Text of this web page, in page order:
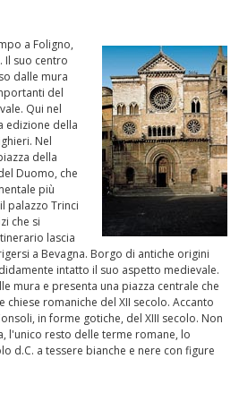
a Foligno,
Il suo centro
dalle mura
del
Qui nel
edizione della
Nel
della
Duomo, che
più
palazzo Trinci
che si
lascia
a Bevagna. Borgo di antiche origini
intatto il suo aspetto medievale.
mura e presenta una piazza centrale che
romaniche del XII secolo. Accanto
in forme gotiche, del XIII secolo. Non
l'unico resto delle terme romane, lo
d.C. a tessere bianche e nere con figure